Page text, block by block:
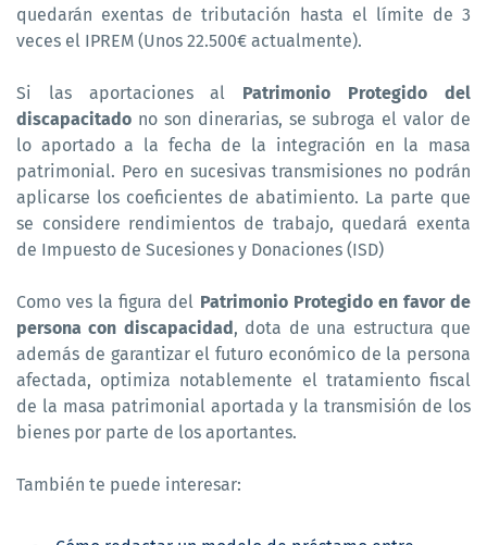
quedarán exentas de tributación hasta el límite de 3
veces el IPREM (Unos 22.500€ actualmente).
Si las aportaciones al Patrimonio Protegido del
discapacitado no son dinerarias, se subroga el valor de
lo aportado a la fecha de la integración en la masa
patrimonial. Pero en sucesivas transmisiones no podrán
aplicarse los coeficientes de abatimiento. La parte que
se considere rendimientos de trabajo, quedará exenta
de Impuesto de Sucesiones y Donaciones (ISD)
Como ves la figura del Patrimonio Protegido en favor de
persona con discapacidad, dota de una estructura que
además de garantizar el futuro económico de la persona
afectada, optimiza notablemente el tratamiento fiscal
de la masa patrimonial aportada y la transmisión de los
bienes por parte de los aportantes.
También te puede interesar: